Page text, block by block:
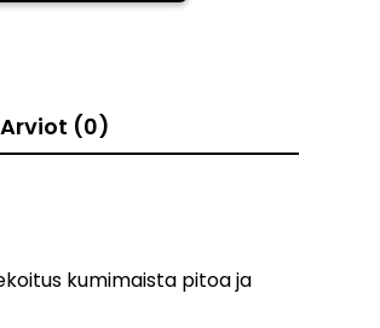
Arviot (0)
kumimaista pitoa ja